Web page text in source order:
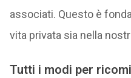
associati. Questo è
vita privata sia nella
Tutti i modi per